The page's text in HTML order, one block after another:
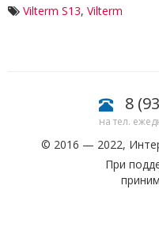
Vilterm S13, Vilterm
8
на тел.
© 2016 — 2022,
При